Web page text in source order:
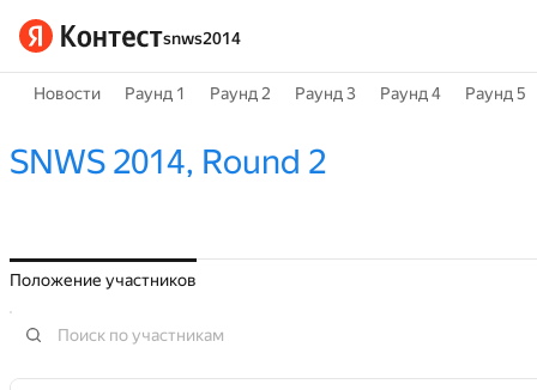
snws2014
Новости Раунд 1 Раунд 2 Раунд 3 Раунд 4 Раунд 5
SNWS 2014, Round 2
Положение участников